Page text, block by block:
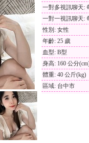
一對多視訊聊天:
一對一視訊聊天:
性別: 女性
年齡: 25 歲
血型: B型
身高: 160 公分
體重: 40 公斤(kg)
區域: 台中市